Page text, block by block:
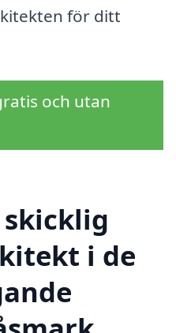
för ditt
och utan
i de